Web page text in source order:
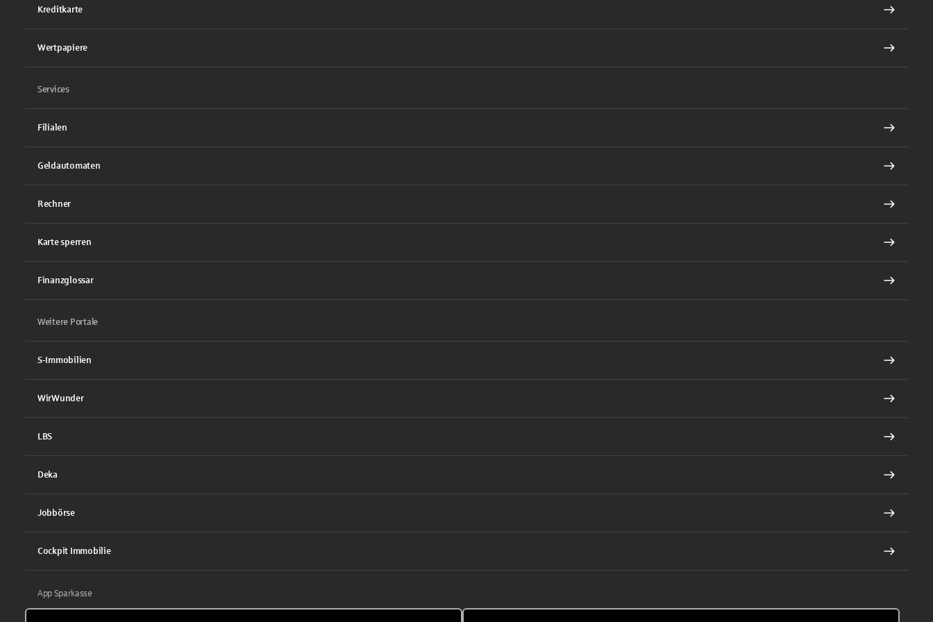
Kreditkarte
Wertpapiere
Services
Filialen
Geldautomaten
Rechner
Karte sperren
Finanzglossar
Weitere Portale
S-Immobilien
WirWunder
LBS
Deka
Jobbörse
Cockpit Immobilie
App Sparkasse